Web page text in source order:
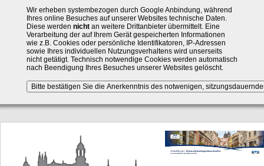
Wir erheben systembezogen durch Google Anbindung, während
Ihres online Besuches auf unserer Websites technische Daten.
Diese werden nichtan weitere Drittanbieter übermittelt. Eine
Verarbeitung der auf Ihrem Gerät gespeicherten Informationen
wie z.B. Cookies oder persönliche Identifikatoren, IP-Adressen
sowie Ihres individuellen Nutzungsverhaltens wird unserseits
nicht getätigt. Technisch notwendige Cookies werden automatisch
nach Beendigung Ihres Besuches unserer Websites gelöscht.